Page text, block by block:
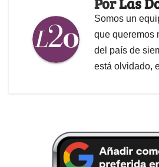
Somos un
que queremos
del país de
está olvidado,